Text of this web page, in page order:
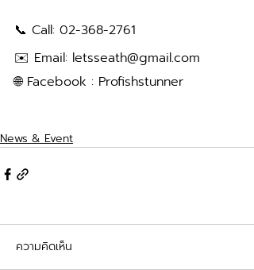
📞 Call: 02-368-2761
✉️ Email: letsseath@gmail.com
🌐 Facebook : Profishstunner
News & Event
ความคิดเห็น